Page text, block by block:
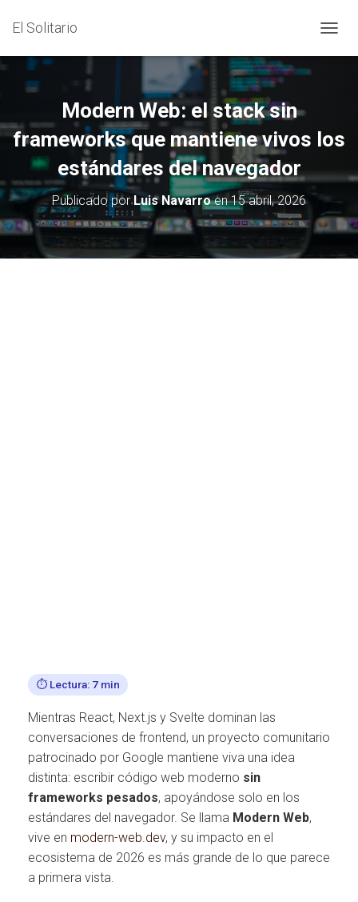
El Solitario
A
M
D
A
Modern Web: el stack sin
frameworks que mantiene vivos los
estándares del navegador
Publicado porLuis Navarroen15 abril, 2026
⏱️ Lectura: 7 min
Mientras React, Next.js y Svelte dominan las
conversaciones de frontend, un proyecto comunitario
patrocinado por Google mantiene viva una idea
distinta: escribir código web moderno sin
frameworks pesados, apoyándose solo en los
estándares del navegador. Se llama Modern Web,
vive en modern-web.dev, y su impacto en el
ecosistema de 2026 es más grande de lo que parece
a primera vista.